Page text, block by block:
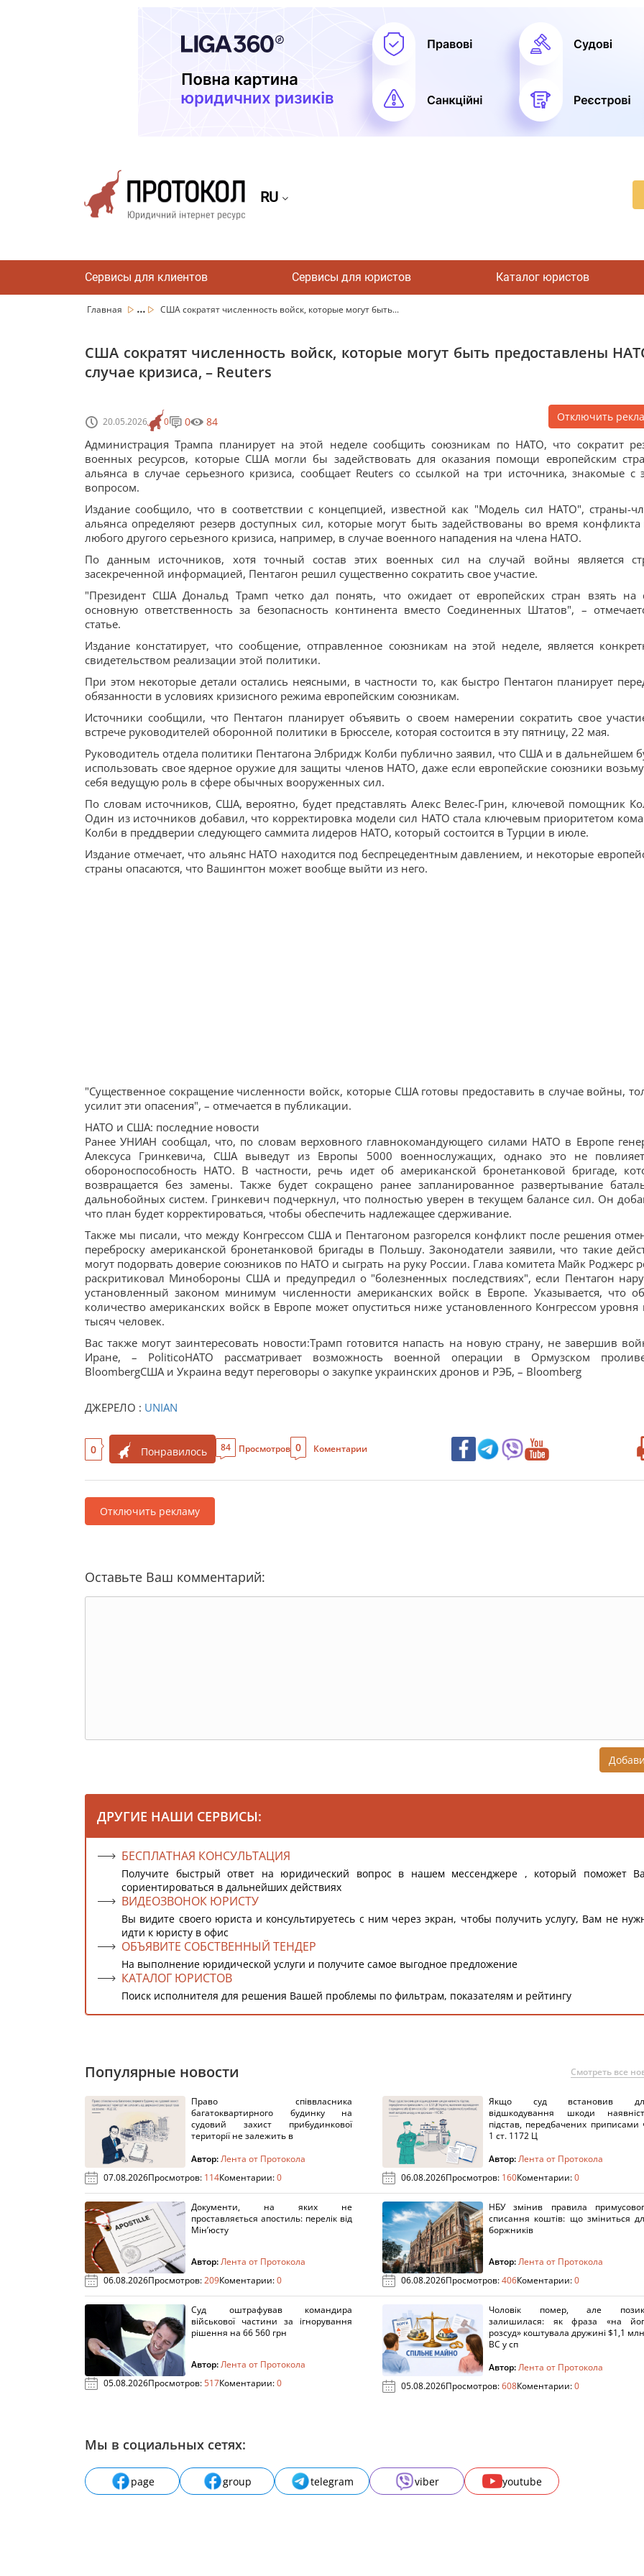
RU
Сервисы для клиентов Сервисы для юристов Каталог юристов
Главная ... США сократят численность войск, которые могут быть...
США сократят численность войск, которые могут быть предоставлены
случае кризиса, – Reuters
20.05.2026 0 0 84 Отключить
Администрация Трампа планирует на этой неделе сообщить союзникам по НАТО, что сократит
военных ресурсов, которые США могли бы задействовать для оказания помощи европейским
альянса в случае серьезного кризиса, сообщает Reuters со ссылкой на три источника, знакомые с
вопросом.
Издание сообщило, что в соответствии с концепцией, известной как "Модель сил НАТО", страны-
альянса определяют резерв доступных сил, которые могут быть задействованы во время
любого другого серьезного кризиса, например, в случае военного нападения на члена НАТО.
По данным источников, хотя точный состав этих военных сил на случай войны является
засекреченной информацией, Пентагон решил существенно сократить свое участие.
"Президент США Дональд Трамп четко дал понять, что ожидает от европейских стран взять на
основную ответственность за безопасность континента вместо Соединенных Штатов", –
статье.
Издание констатирует, что сообщение, отправленное союзникам на этой неделе, является
свидетельством реализации этой политики.
При этом некоторые детали остались неясными, в частности то, как быстро Пентагон планирует
обязанности в условиях кризисного режима европейским союзникам.
Источники сообщили, что Пентагон планирует объявить о своем намерении сократить свое
встрече руководителей оборонной политики в Брюсселе, которая состоится в эту пятницу, 22 мая.
Руководитель отдела политики Пентагона Элбридж Колби публично заявил, что США и в дальнейшем
использовать свое ядерное оружие для защиты членов НАТО, даже если европейские союзники
себя ведущую роль в сфере обычных вооруженных сил.
По словам источников, США, вероятно, будет представлять Алекс Велес-Грин, ключевой помощник
Один из источников добавил, что корректировка модели сил НАТО стала ключевым приоритетом
Колби в преддверии следующего саммита лидеров НАТО, который состоится в Турции в июле.
Издание отмечает, что альянс НАТО находится под беспрецедентным давлением, и некоторые
страны опасаются, что Вашингтон может вообще выйти из него.
"Существенное сокращение численности войск, которые США готовы предоставить в случае войны,
усилит эти опасения", – отмечается в публикации.
НАТО и США: последние новости
Ранее УНИАН сообщал, что, по словам верховного главнокомандующего силами НАТО в Европе
Алексуса Гринкевича, США выведут из Европы 5000 военнослужащих, однако это не
обороноспособность НАТО. В частности, речь идет об американской бронетанковой бригаде,
возвращается без замены. Также будет сокращено ранее запланированное развертывание
дальнобойных систем. Гринкевич подчеркнул, что полностью уверен в текущем балансе сил. Он
что план будет корректироваться, чтобы обеспечить надлежащее сдерживание.
Также мы писали, что между Конгрессом США и Пентагоном разгорелся конфликт после решения
переброску американской бронетанковой бригады в Польшу. Законодатели заявили, что такие
могут подорвать доверие союзников по НАТО и сыграть на руку России. Глава комитета Майк Роджерс
раскритиковал Минобороны США и предупредил о "болезненных последствиях", если Пентагон
установленный законом минимум численности американских войск в Европе. Указывается, что
количество американских войск в Европе может опуститься ниже установленного Конгрессом уровня
тысяч человек.
Вас также могут заинтересовать новости:Трамп готовится напасть на новую страну, не завершив
Иране, – PoliticoНАТО рассматривает возможность военной операции в Ормузском
BloombergСША и Украина ведут переговоры о закупке украинских дронов и РЭБ, – Bloomberg
ДЖЕРЕЛО : UNIAN
0 Понравилось 84 Просмотров 0 Коментарии
Отключить рекламу
Оставьте Ваш комментарий:
ДРУГИЕ НАШИ СЕРВИСЫ:
БЕСПЛАТНАЯ КОНСУЛЬТАЦИЯ
Получите быстрый ответ на юридический вопрос в нашем мессенджере , который поможет
сориентироваться в дальнейших действиях
ВИДЕОЗВОНОК ЮРИСТУ
Вы видите своего юриста и консультируетесь с ним через экран, чтобы получить услугу, Вам не
идти к юристу в офис
ОБЪЯВИТЕ СОБСТВЕННЫЙ ТЕНДЕР
На выполнение юридической услуги и получите самое выгодное предложение
КАТАЛОГ ЮРИСТОВ
Поиск исполнителя для решения Вашей проблемы по фильтрам, показателям и рейтингу
Популярные новости Смотреть все
Право співвласника
багатоквартирного будинку на
судовий захист прибудинкової
території не залежить в
Автор:Лента от Протокола
07.08.2026Просмотров: 114Коментарии:0
Якщо суд встановив
відшкодування шкоди
підстав, передбачених приписами
1 ст. 1172 Ц
Автор:Лента от Протокола
06.08.2026Просмотров: 160Коментарии:0
Документи, на яких не
проставляється апостиль: перелік від
Мін’юсту
Автор:Лента от Протокола
06.08.2026Просмотров:209Коментарии:0
НБУ змінив правила
списання коштів: що зміниться
боржників
Автор:Лента от Протокола
06.08.2026Просмотров:406Коментарии:0
Суд оштрафував командира
військової частини за ігнорування
рішення на 66 560 грн
Автор:Лента от Протокола
05.08.2026Просмотров:517Коментарии:0
Чоловік помер, але
залишилася: як фраза «на
розсуд» коштувала дружині $1,1
ВС у сп
Автор:Лента от Протокола
05.08.2026Просмотров:608Коментарии:0
Мы в социальных сетях:
page group telegram viber youtube